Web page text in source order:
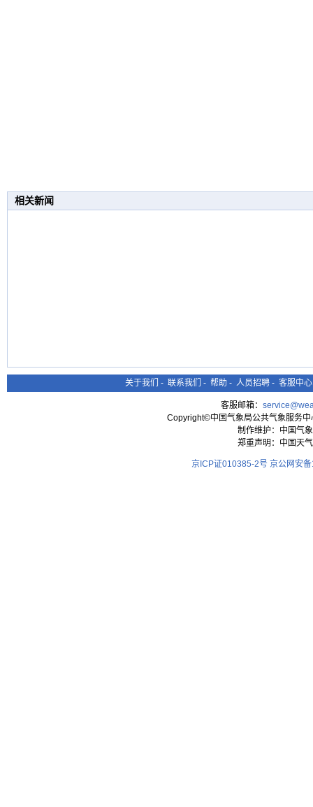
相关新闻
关于我们 - 联系我们 - 帮助 - 人员招聘 - 客服中心
客服邮箱：
Copyright©中国气象局公共气象服务
制作维护：中国气
郑重声明：中国天
京ICP证010385-2号 京公网安